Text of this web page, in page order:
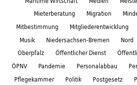
Mieterberatung
Migration
Mitbestimmung
Mitgliederentwicklung
Musik Niedersachsen-Bremen Nord
Oberpfalz
Öffentlicher Dienst
ÖPNV
Pandemie Personalabbau
Pflegekammer Politik Postgesetz